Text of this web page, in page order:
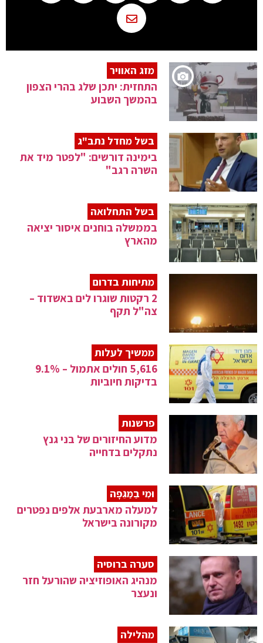
מזג האוויר
התחזית: יתכן שלג בהרי הצפון
בהמשך השבוע
בשל מחדל נתב"ג
בימינה דורשים: "לפטר מיד את
השרה רגב"
בשל התחלואה
בממשלה בוחנים איסור יציאה
מהארץ
מתיחות בדרום
2 רקטות שוגרו לים באשדוד –
צה"ל תקף
ממשיך לעלות
5,616 חולים אתמול – 9.1%
בדיקות חיוביות
פרשנות
מדוע החיזורים של בני גנץ
נתקלים בדחייה
וּמִי בַמַּגֵּפָה
למעלה מארבעת אלפים נפטרים
מקורונה בישראל
סערה ברוסיה
מנהיג האופוזיציה שהורעל חזר
ונעצר
מהלילה